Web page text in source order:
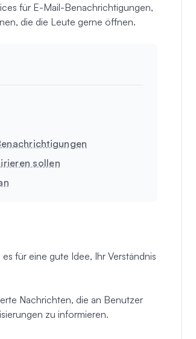
für E-Mail-Benachrichtigungen,
die die Leute gerne öffnen.
sollen
für eine gute Idee, Ihr Verständnis
Nachrichten, die an Benutzer
zu informieren.